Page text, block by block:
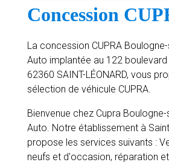
Concession
La concession CUPRA
Auto implantée au 122 boulevard
62360 SAINT-LÉONARD, vous
sélection de véhicule CUPRA.
Bienvenue chez Cupra Boulogne-
Auto. Notre établissement à
propose les services suivants :
neufs et d'occasion, réparation